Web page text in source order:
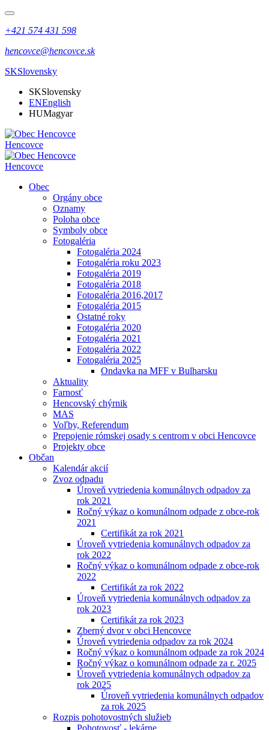
+421 574 431 598
hencovce@hencovce.sk
SKSlovensky
SKSlovensky
ENEnglish
HUMagyar
Hencovce
Hencovce
Obec
Orgány obce
Oznamy
Poloha obce
Symboly obce
Fotogaléria
Fotogaléria 2024
Fotogaléria roku 2023
Fotogaléria 2019
Fotogaléria 2018
Fotogaléria 2016,2017
Fotogaléria 2015
Ostatné roky
Fotogaléria 2020
Fotogaléria 2021
Fotogaléria 2022
Fotogaléria 2025
Ondavka na MFF v Bulharsku
Aktuality
Farnosť
Hencovský chýrnik
MAS
Voľby, Referendum
Prepojenie rómskej osady s centrom v obci Hencovce
Projekty obce
Občan
Kalendár akcií
Zvoz odpadu
Úroveň vytriedenia komunálnych odpadov za
rok 2021
Ročný výkaz o komunálnom odpade z obce-rok
2021
Certifikát za rok 2021
Úroveň vytriedenia komunálnych odpadov za
rok 2022
Ročný výkaz o komunálnom odpade z obce-rok
2022
Certifikát za rok 2022
Úroveň vytriedenia komunálnych odpadov za
rok 2023
Certifikát za rok 2023
Zberný dvor v obci Hencovce
Úroveň vytriedenia odpadov za rok 2024
Ročný výkaz o komunálnom odpade za rok 2024
Ročný výkaz o komunálnom odpade za r. 2025
Úroveň vytriedenia komunálnych odpadov za
rok 2025
Úroveň vytriedenia komunálnych odpadov
za rok 2025
Rozpis pohotovostných služieb
Pohotovosť - lekárne